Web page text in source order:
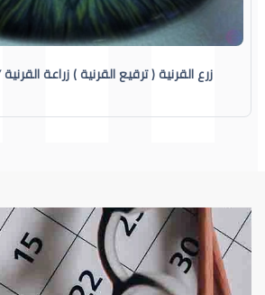
زرع القرنية ( ترقيع القرنية ) زراعة القرنية KERATOPLASTY